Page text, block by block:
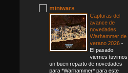
miniwars
Capturas del
avance de
novedades
Warhammer de
verano 2026 -
El pasado
viernes tuvimos
un buen reparto de novedades
para *Warhammer* para este